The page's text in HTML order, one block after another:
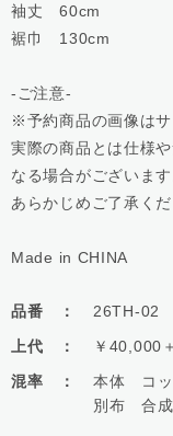
袖丈 60cm
裾巾 130cm
-ご注意-
※予約商品の画像はサ
実際の商品とは仕様
なる場合がございます
あらかじめご了承くだ
Made in CHINA
品番 ：
26TH-02
上代 ：
￥40,000
混率 ：
本体 コッ
別布 合成